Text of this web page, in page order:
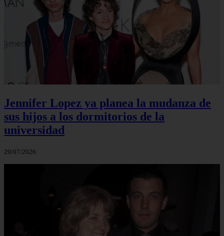
Jennifer Lopez ya planea la mudanza de
sus hijos a los dormitorios de la
universidad
29/07/2026